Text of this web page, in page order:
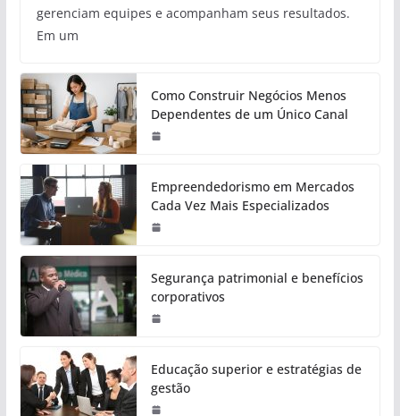
gerenciam equipes e acompanham seus resultados.
Em um
Como Construir Negócios Menos
Dependentes de um Único Canal
Empreendedorismo em Mercados
Cada Vez Mais Especializados
Segurança patrimonial e benefícios
corporativos
Educação superior e estratégias de
gestão